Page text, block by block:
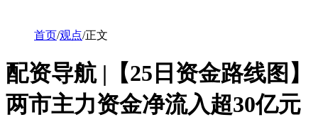
首页/观点/正文
配资导航 |【25日资金路线图】
两市主力资金净流入超30亿元